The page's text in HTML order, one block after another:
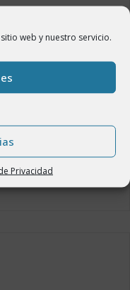
web y nuestro servicio.
Privacidad
Peirón de